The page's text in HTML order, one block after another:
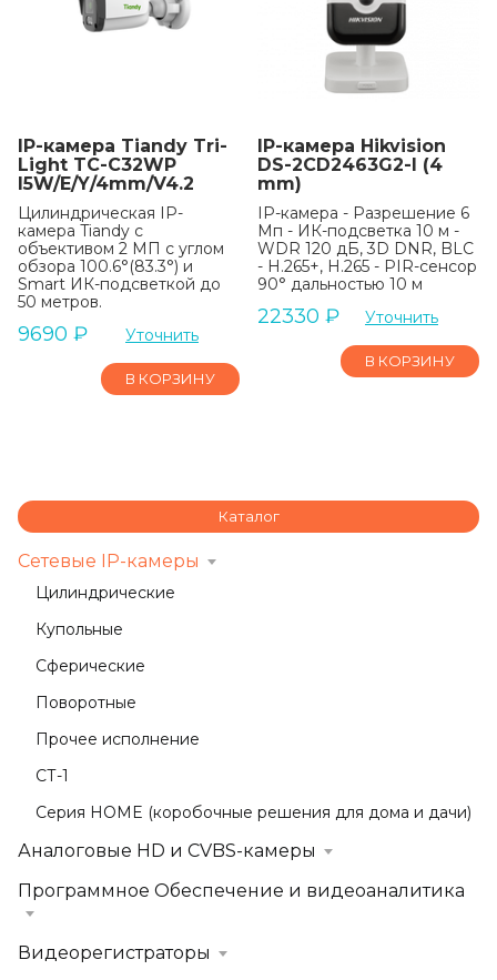
IP-камера Tiandy Tri-
Light TC-C32WP
I5W/E/Y/4mm/V4.2
Цилиндрическая IP-
камера Tiandy с
объективом 2 МП с углом
обзора 100.6°(83.3°) и
Smart ИК-подсветкой до
50 метров.
9690 ₽ Уточнить
В КОРЗИНУ
IP-камера Hikvision
DS-2CD2463G2-I (4
mm)
IP-камера - Разрешение 6
Мп - ИК-подсветка 10 м -
WDR 120 дБ, 3D DNR, BLC
- H.265+, H.265 - PIR-сенсор
90° дальностью 10 м
22330 ₽ Уточнить
В КОРЗИНУ
Каталог
Сетевые IP-камеры
Цилиндрические
Купольные
Сферические
Поворотные
Прочее исполнение
СТ-1
Серия HOME (коробочные решения для дома и дачи)
Аналоговые HD и CVBS-камеры
Программное Обеспечение и видеоаналитика
Видеорегистраторы